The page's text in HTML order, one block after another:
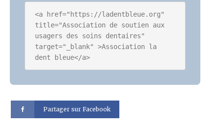
<a href="https://ladentbleue.org"
title="Association de soutien aux
usagers des soins dentaires"
target="_blank" >Association la
Partager sur Facebook